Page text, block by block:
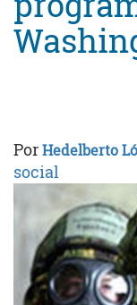
PorHedelberto
social